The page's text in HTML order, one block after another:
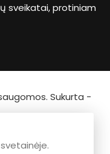
sveikatai, protiniam
Sukurta -